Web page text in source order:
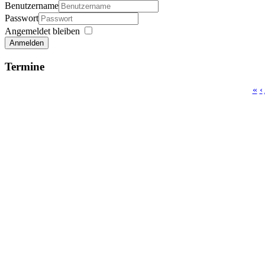
Benutzername
Passwort
Angemeldet bleiben
Anmelden
Termine
« ‹